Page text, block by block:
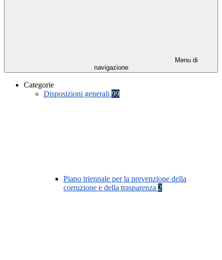
Menu di
navigazione
Categorie
Disposizioni generali 99
Piano triennale per la prevenzione della
corruzione e della trasparenza 2